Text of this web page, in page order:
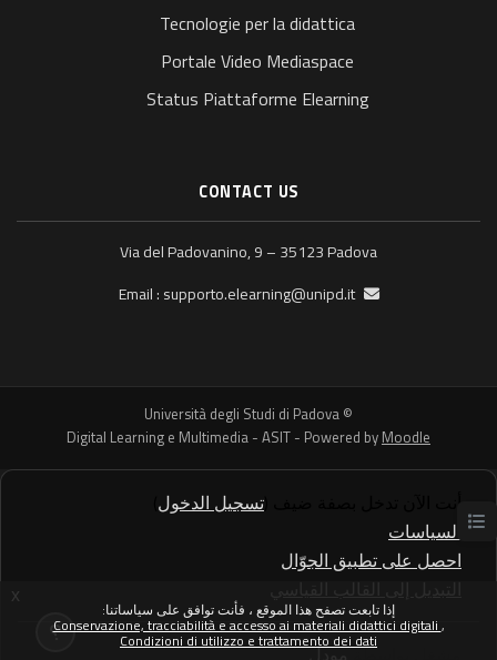
إذا تابعت تصفح هذا الموقع ، فأنت توافق على سياساتنا:
Conservazione, tracciabilità e accesso ai materiali didattici digitali
Condizioni di utilizzo e trattamento dei dati
x
فتح فهرس المقرر
Tecnologie per la didattica
Portale Video Mediaspace
Status Piattaforme Elearning
CONTACT US
Via del Padovanino, 9 – 35123 Padova
Email :
supporto.elearning@unipd.it
© Università degli Studi di Padova
Digital Learning e Multimedia - ASIT - Powered by Moodle
أنت الآن تدخل بصفة ضيف ( تسجيل الدخول
السياسات
احصل على تطبيق الجوّال
التبديل إلى القالب القياسي
مشغل بواسطةمودل